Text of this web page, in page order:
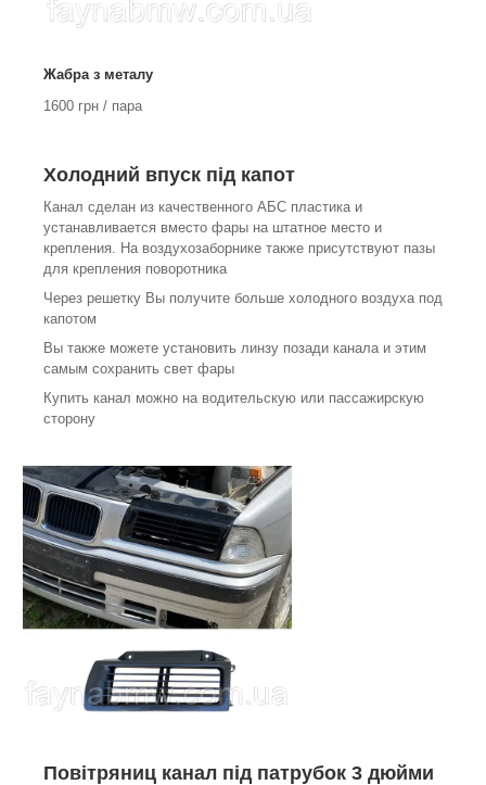
Жабра з металу
1600 грн / пара
Холодний впуск під капот
Канал сделан из качественного АБС пластика и
устанавливается вместо фары на штатное место и
крепления. На воздухозаборнике также присутствуют пазы
для крепления поворотника
Через решетку Вы получите больше холодного воздуха под
капотом
Вы также можете установить линзу позади канала и этим
самым сохранить свет фары
Купить канал можно на водительскую или пассажирскую
сторону
Повітряниц канал під патрубок 3 дюйми